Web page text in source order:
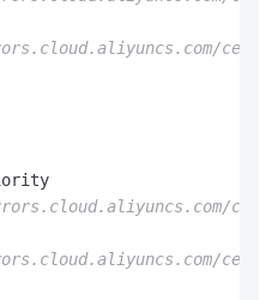
centos-
centos-